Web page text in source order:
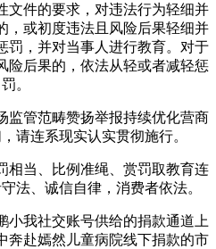
文件的要求，对违法行为轻细并
，或初度违法且风险后果轻细并
罚，并对当事人进行教育。对于
险后果的，依法从轻或者减轻惩
罚。
管范畴赞扬举报持续优化营商
请连系现实认实贯彻施行。
当、比例准绳、赏罚取教育连
法、诚信自律，消费者依法。
我社交账号供给的捐款通道上
奔赴嫣然儿童病院线下捐款的市